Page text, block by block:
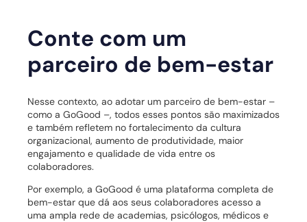
Conte com um
parceiro de bem-estar
Nesse contexto, ao adotar um parceiro de bem-estar –
como a GoGood –, todos esses pontos são maximizados
e também refletem no fortalecimento da cultura
organizacional, aumento de produtividade, maior
engajamento e qualidade de vida entre os
colaboradores.
Por exemplo, a GoGood é uma plataforma completa de
bem-estar que dá aos seus colaboradores acesso a
uma ampla rede de academias, psicólogos, médicos e